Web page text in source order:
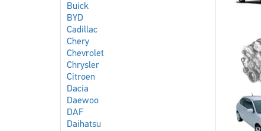
Buick
BYD
Cadillac
Chery
Chevrolet
Chrysler
Citroen
Dacia
Daewoo
DAF
Daihatsu